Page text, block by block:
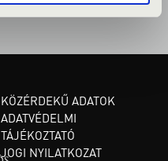
KÖZÉRDEKŰ ADATOK
ADATVÉDELMI
TÁJÉKOZTATÓ
JOGI NYILATKOZAT